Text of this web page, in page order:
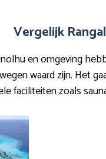
Vergelijk
en omgeving
waard zijn. Het
faciliteiten zoals